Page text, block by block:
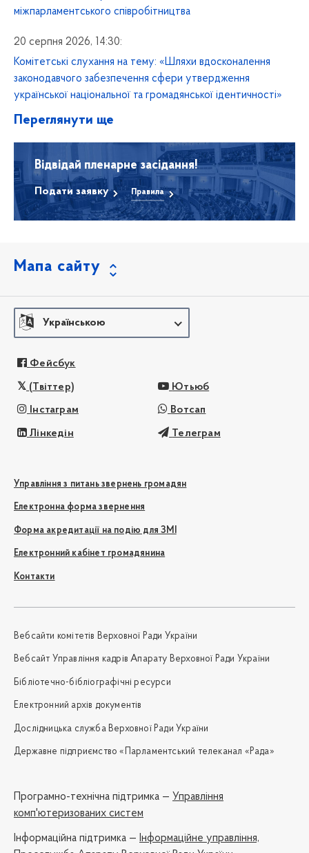
міжпарламентського співробітництва
20 серпня 2026, 14:30:
Комітетські слухання на тему: «Шляхи вдосконалення
законодавчого забезпечення сфери утвердження
української національної та громадянської ідентичності»
Переглянути ще
Відвідай пленарне засідання!
Подати заявку Правила
Мапа сайту
Українською
Фейсбук
(Твіттер) Ютьюб
Інстаграм Вотсап
Лінкедін Телеграм
Управління з питань звернень громадян
Електронна форма звернення
Форма акредитації на подію для ЗМІ
Електронний кабінет громадянина
Контакти
Вебсайти комітетів Верховної Ради України
Вебсайт Управління кадрів Апарату Верховної Ради України
Бібліотечно-бібліографічні ресурси
Електронний архів документів
Дослідницька служба Верховної Ради України
Державне підприємство «Парламентський телеканал «Рада»
Програмно-технічна підтримка — Управління
комп'ютеризованих систем
Iнформаційна підтримка — Інформаційне управління,